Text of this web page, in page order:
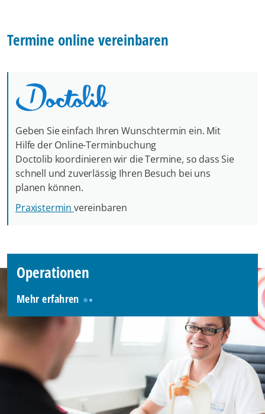
Termine online vereinbaren
Geben Sie einfach Ihren Wunschtermin ein. Mit
Hilfe der Online-Terminbuchung
Doctolib koordinieren wir die Termine, so dass Sie
schnell und zuverlässig Ihren Besuch bei uns
planen können.
Praxistermin vereinbaren
Operationen
Mehr erfahren